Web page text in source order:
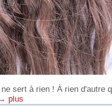
sert à rien ! À rien d'autre
plus